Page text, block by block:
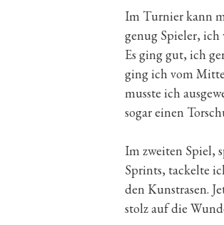
Im Turnier kann
genug Spieler, ich
Es ging gut, ich
ging ich vom
musste ich
sogar einen
Im zweiten Spiel,
Sprints, tackelte
den Kunstrasen.
stolz auf die